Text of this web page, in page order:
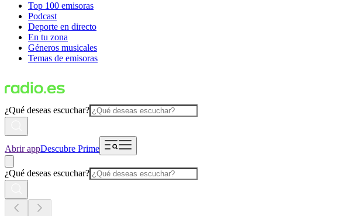
Top 100 emisoras
Podcast
Deporte en directo
En tu zona
Géneros musicales
Temas de emisoras
¿Qué deseas escuchar?
Abrir appDescubre Prime
¿Qué deseas escuchar?